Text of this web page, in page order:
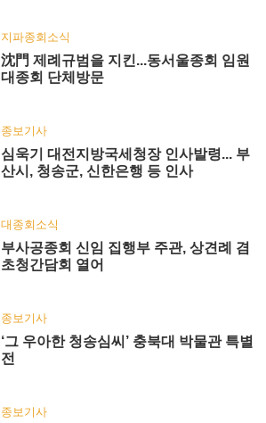
지파종회소식
沈門 제례규범을 지킨...동서울종회 임원
대종회 단체방문
종보기사
심욱기 대전지방국세청장 인사발령... 부
산시, 청송군, 신한은행 등 인사
대종회소식
부사공종회 신임 집행부 주관, 상견례 겸
초청간담회 열어
종보기사
‘그 우아한 청송심씨’ 충북대 박물관 특별
전
종보기사